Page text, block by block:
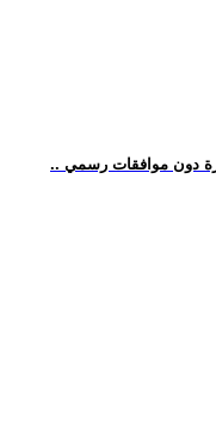
دون موافقات رسمي